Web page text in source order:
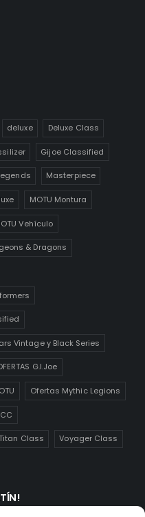
deluxe Deluxe Class
Gijoe Classified
Masterpiece
MOTU Montura
Vehículo
& Dragons
Vintage y Black Series
G.I.Joe
Ofertas Mythic Legions
Titan Class Voyager Class